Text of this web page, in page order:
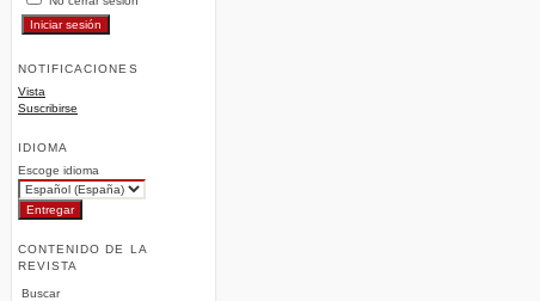
NOTIFICACIONES
Vista
Suscribirse
IDIOMA
Escoge idioma
CONTENIDO DE LA
REVISTA
Buscar